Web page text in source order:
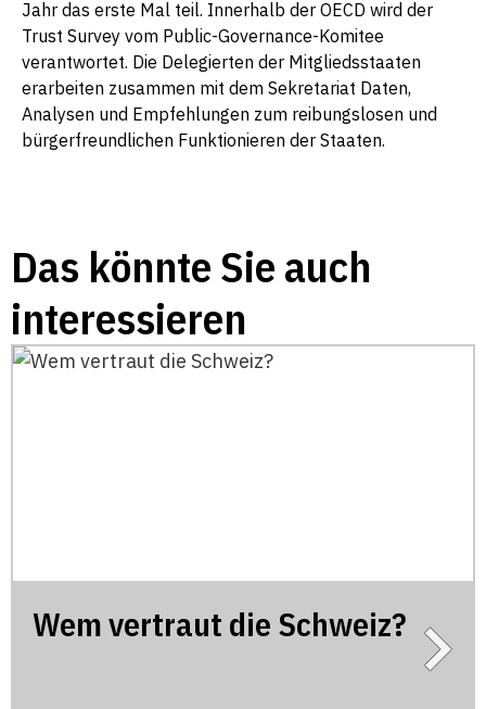
Jahr das erste Mal teil. Innerhalb der OECD wird der
Trust Survey vom Public-Governance-Komitee
verantwortet. Die Delegierten der Mitgliedsstaaten
erarbeiten zusammen mit dem Sekretariat Daten,
Analysen und Empfehlungen zum reibungslosen und
bürgerfreundlichen Funktionieren der Staaten.
Das könnte Sie auch
interessieren
Wem vertraut die Schweiz?